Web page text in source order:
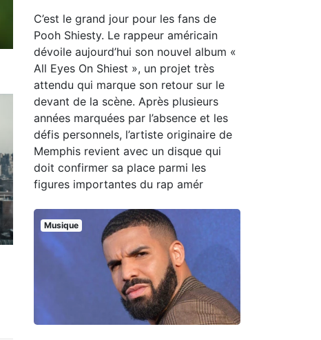
C’est le grand jour pour les fans de
Pooh Shiesty. Le rappeur américain
dévoile aujourd’hui son nouvel album «
All Eyes On Shiest », un projet très
attendu qui marque son retour sur le
devant de la scène. Après plusieurs
années marquées par l’absence et les
défis personnels, l’artiste originaire de
Memphis revient avec un disque qui
doit confirmer sa place parmi les
figures importantes du rap amér
Musique